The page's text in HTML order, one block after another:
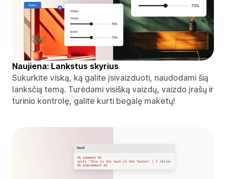
Naujiena: Lankstus skyrius
Sukurkite viską, ką galite įsivaizduoti, naudodami šią
lanksčią temą. Turėdami visišką vaizdų, vaizdo įrašų ir
turinio kontrolę, galite kurti begalę maketų!